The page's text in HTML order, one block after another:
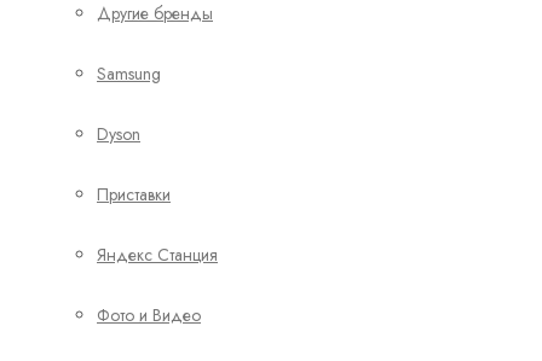
Другие бренды
Samsung
Dyson
Приставки
Яндекс Станция
Фото и Видео